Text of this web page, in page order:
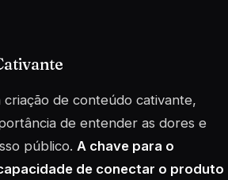
criação de conteúdo cativante,
de entender as dores e
público. A chave para o
de conectar o produto